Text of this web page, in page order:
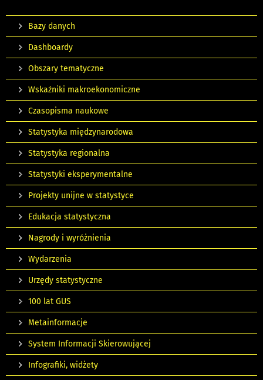
Bazy danych
Dashboardy
Obszary tematyczne
Wskaźniki makroekonomiczne
Czasopisma naukowe
Statystyka międzynarodowa
Statystyka regionalna
Statystyki eksperymentalne
Projekty unijne w statystyce
Edukacja statystyczna
Nagrody i wyróżnienia
Wydarzenia
Urzędy statystyczne
100 lat GUS
Metainformacje
System Informacji Skierowującej
Infografiki, widżety